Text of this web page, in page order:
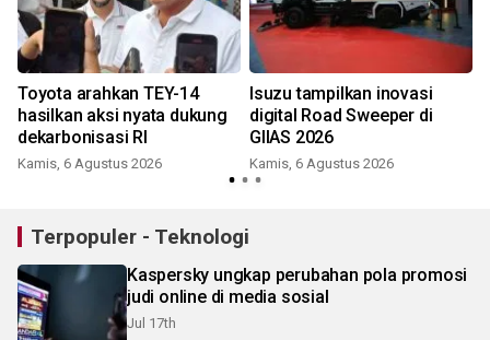
Toyota arahkan TEY-14
hasilkan aksi nyata dukung
dekarbonisasi RI
Kamis, 6 Agustus 2026
Isuzu tampilkan inovasi
digital Road Sweeper di
GIIAS 2026
Kamis, 6 Agustus 2026
Terpopuler - Teknologi
Kaspersky ungkap perubahan pola promosi
judi online di media sosial
Jul 17th